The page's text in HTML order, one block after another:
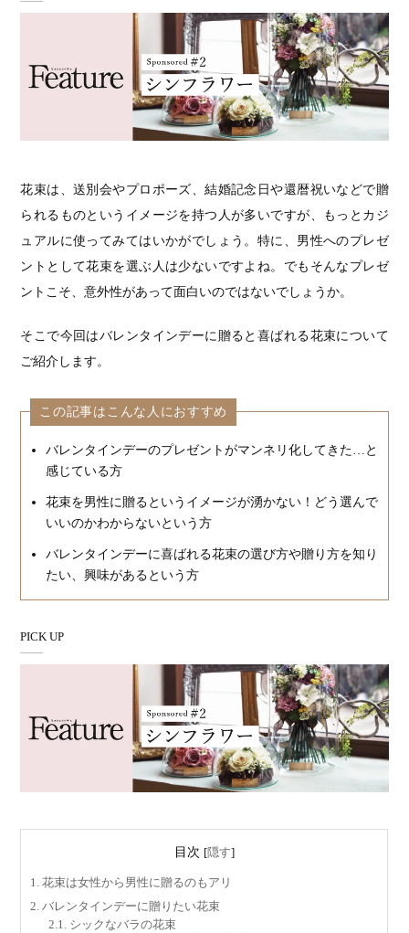
花束は、送別会やプロポーズ、結婚記念日や還暦祝いなどで贈
られるものというイメージを持つ人が多いですが、もっとカジ
ュアルに使ってみてはいかがでしょう。特に、男性へのプレゼ
ントとして花束を選ぶ人は少ないですよね。でもそんなプレゼ
ントこそ、意外性があって面白いのではないでしょうか。
そこで今回はバレンタインデーに贈ると喜ばれる花束について
ご紹介します。
この記事はこんな人におすすめ
バレンタインデーのプレゼントがマンネリ化してきた…と
感じている方
花束を男性に贈るというイメージが湧かない！どう選んで
いいのかわからないという方
バレンタインデーに喜ばれる花束の選び方や贈り方を知り
たい、興味があるという方
PICK UP
目次 [隠す]
1. 花束は女性から男性に贈るのもアリ
2. バレンタインデーに贈りたい花束
2.1.シックなバラの花束